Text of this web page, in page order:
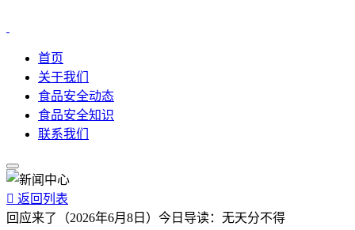
首页
关于我们
食品安全动态
食品安全知识
联系我们
 返回列表
回应来了（2026年6月8日）今日导读：无天分不得